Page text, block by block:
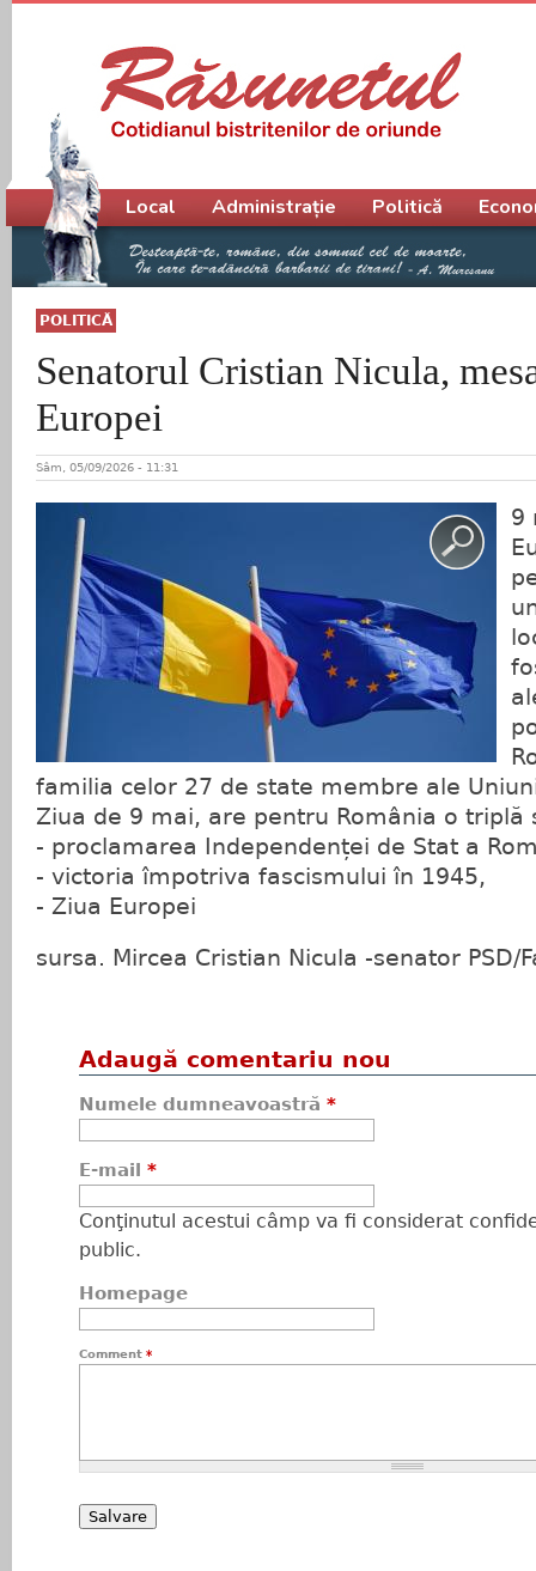
POLITICĂ
Senatorul Cristian Nicula,
Europei
Sâm, 05/09/2026 - 11:31
9
familia celor 27 de state membre ale
Ziua de 9 mai, are pentru România o triplă
- proclamarea Independenței de Stat a
- victoria împotriva fascismului în 1945,
- Ziua Europei
sursa. Mircea Cristian Nicula -senator PSD/
Adaugă comentariu nou
Numele dumneavoastră *
E-mail *
Conţinutul acestui câmp va fi considerat
public.
Homepage
Comment *
Meniu principal
Local Administrație Politică